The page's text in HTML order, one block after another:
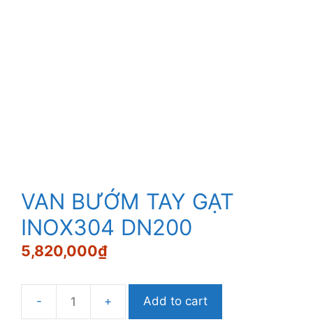
VAN BƯỚM TAY GẠT
INOX304 DN200
5,820,000₫
VAN
Add to cart